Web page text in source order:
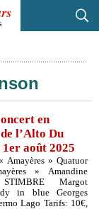
en
l’Alto Du
août 2025
Amayères » Quatuor
» Amandine
Margot
in blue Georges
Lago Tarifs: 10€,